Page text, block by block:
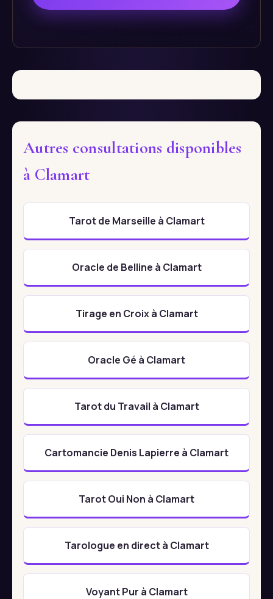
Autres consultations disponibles
à Clamart
Tarot de Marseille à Clamart
Oracle de Belline à Clamart
Tirage en Croix à Clamart
Oracle Gé à Clamart
Tarot du Travail à Clamart
Cartomancie Denis Lapierre à Clamart
Tarot Oui Non à Clamart
Tarologue en direct à Clamart
Voyant Pur à Clamart